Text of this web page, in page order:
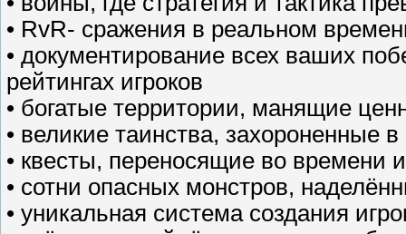
• RvR- сражения в реальном
• документирование всех ваших
рейтингах игроков
• богатые территории, манящие
• великие таинства, захороненные
• квесты, переносящие во времени
• сотни опасных монстров,
• уникальная система создания